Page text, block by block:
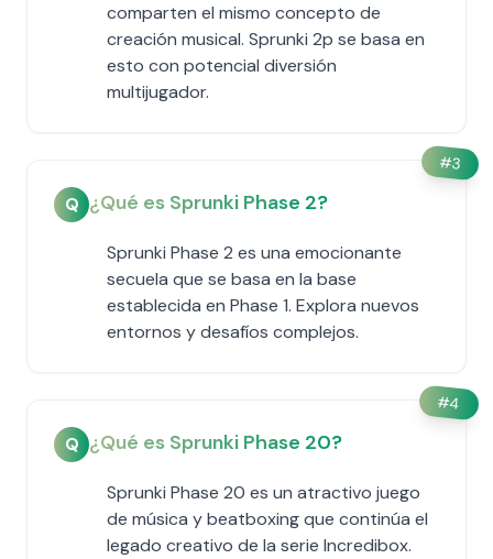
comparten el mismo concepto de
creación musical. Sprunki 2p se basa en
esto con potencial diversión
multijugador.
#3
Q ¿Qué es Sprunki Phase 2?
Sprunki Phase 2 es una emocionante
secuela que se basa en la base
establecida en Phase 1. Explora nuevos
entornos y desafíos complejos.
#4
Q ¿Qué es Sprunki Phase 20?
Sprunki Phase 20 es un atractivo juego
de música y beatboxing que continúa el
legado creativo de la serie Incredibox.